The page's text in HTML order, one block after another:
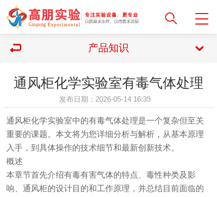
产品知识
通风柜化学实验室有毒气体处理
发布日期：2026-05-14 16:39
通风柜化学实验室中的有毒气体处理是一个复杂但至关
重要的课题。本文将为您详细分析与解析，从基本原理
入手，到具体操作的技术细节和最新创新技术。
概述
本章节首先介绍有毒有害气体的特点、毒性种类及影
响、通风柜的设计目的和工作原理，并总结目前面临的